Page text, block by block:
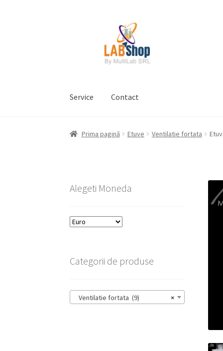
Service Contact
Prima pagină Contul meu Coș Plată Request
Prima pagină Etuve Ventilatie fortata
Alegeti Moneda
Categorii de produse
×
Ventilatie fortata (9)